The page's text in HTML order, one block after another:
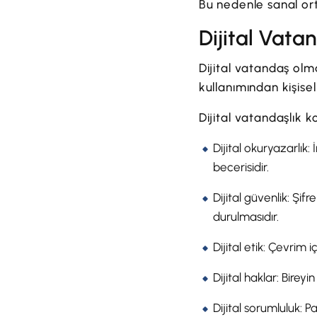
Bu nedenle sanal
Dijital
Dijital vatandaş
kullanımından
Dijital vatandaşlık
Dijital
becerisidir.
Dijital güvenlik:
durulmasıdır.
Dijital etik: Çevrim
Dijital haklar:
Dijital sorumluluk: